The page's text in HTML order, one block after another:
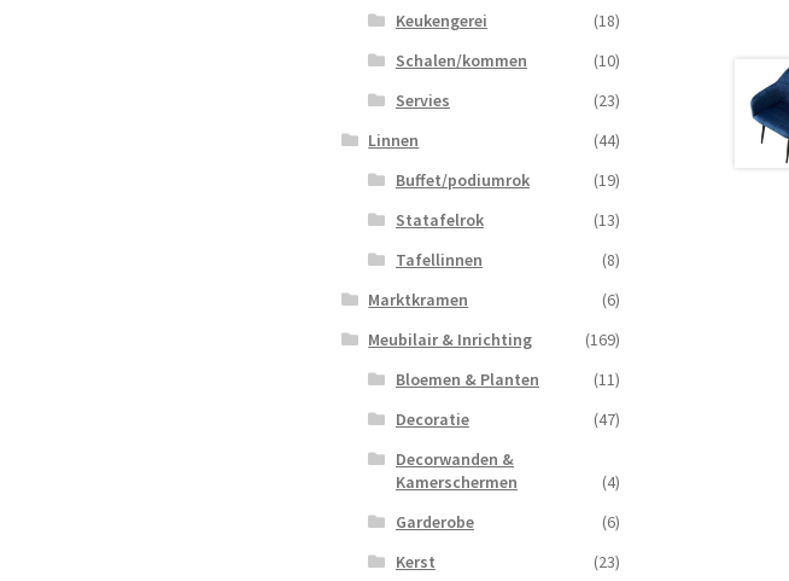
Keukengerei
(18)
Schalen/kommen
(10)
Servies
(23)
Linnen
(44)
Buffet/podiumrok
(19)
Statafelrok
(13)
Tafellinnen
(8)
Marktkramen
(6)
Meubilair & Inrichting
(169)
Bloemen & Planten
(11)
Decoratie
(47)
Decorwanden &
Kamerschermen
(4)
Garderobe
(6)
Kerst
(23)